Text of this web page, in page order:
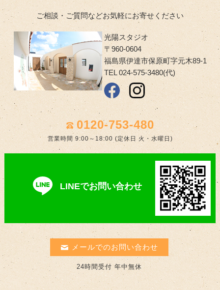
ご相談・ご質問などお気軽にお寄せください
光陽スタジオ
〒960-0604
福島県伊達市保原町字元木89-1
TEL 024-575-3480(代)
0120-753-480
営業時間 9:00～18:00 (定休日 火・水曜日)
LINEでお問い合わせ
メールでのお問い合わせ
24時間受付 年中無休